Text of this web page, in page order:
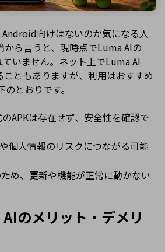
向けはないのか気になる人
から言うと、現時点でLuma AIの
いません。ネット上でLuma AI
こともありますが、利用はおすすめ
とおりです。
APKは存在せず、安全性を確認で
個人情報のリスクにつながる可能
め、更新や機能が正常に動かない
のメリット・デメリ